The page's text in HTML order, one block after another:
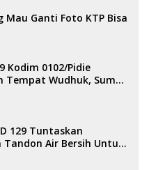
Mau Ganti Foto KTP Bisa
Kodim 0102/Pidie
Tempat Wudhuk, Sumur
129 Tuntaskan
Tandon Air Bersih Untuk